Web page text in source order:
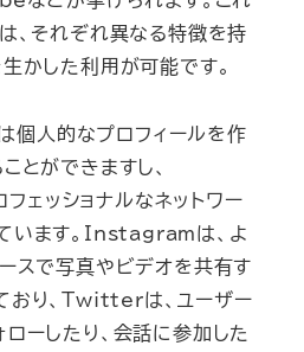
、それぞれ異なる特徴を持
かした利用が可能です。
人的なプロフィールを作
とができますし、
ェッショナルなネットワー
います。Instagramは、よ
ースで写真やビデオを共有す
おり、Twitterは、ユーザー
ーしたり、会話に参加した